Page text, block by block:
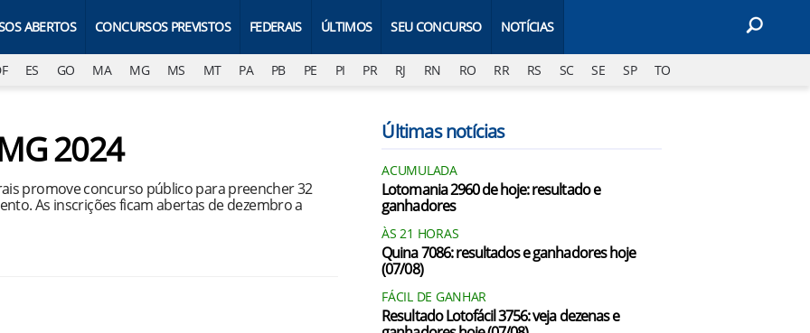
ABERTOS CONCURSOS PREVISTOS FEDERAIS ÚLTIMOS SEU CONCURSO NOTÍCIAS
ES GO MA MG MS MT PA PB PE PI PR RJ RN RO RR RS SC SE SP TO
2024
promove concurso público para preencher 32
As inscrições ficam abertas de dezembro a
Últimas notícias
ACUMULADA
Lotomania 2960 de hoje: resultado e
ganhadores
ÀS 21 HORAS
Quina 7086: resultados e ganhadores hoje
(07/08)
FÁCIL DE GANHAR
Resultado Lotofácil 3756: veja dezenas e